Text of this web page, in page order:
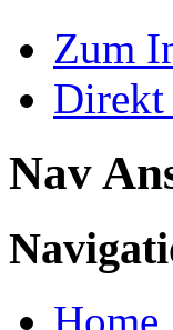
Zum
Direkt
Nav